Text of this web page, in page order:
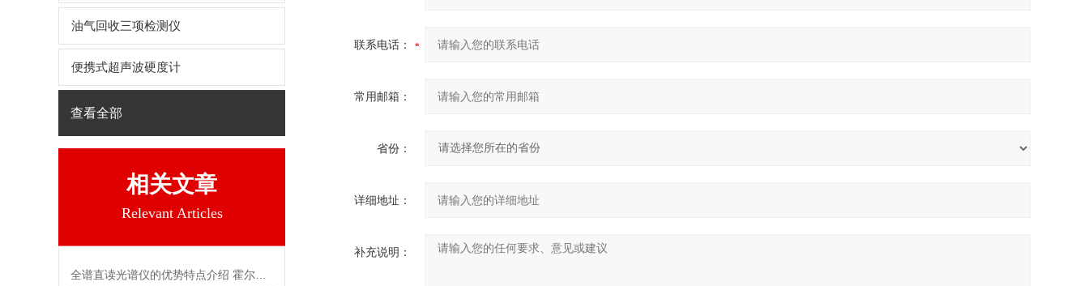
油气回收三项检测仪
便携式超声波硬度计
查看全部
相关文章
Relevant Articles
全谱直读光谱仪的优势特点介绍 霍尔德电子
联系电话：
常用邮箱：
省份：
详细地址：
补充说明：